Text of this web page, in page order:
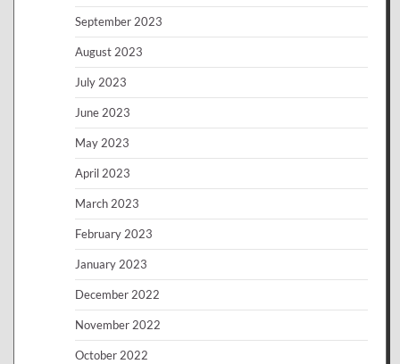
September 2023
August 2023
July 2023
June 2023
May 2023
April 2023
March 2023
February 2023
January 2023
December 2022
November 2022
October 2022